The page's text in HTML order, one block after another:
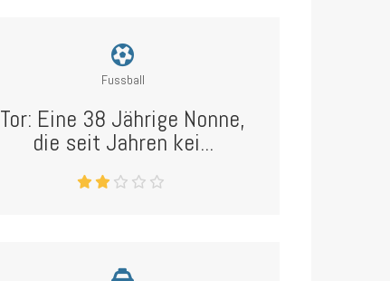
Fussball
Tor: Eine 38 Jährige Nonne,
die seit Jahren kei...